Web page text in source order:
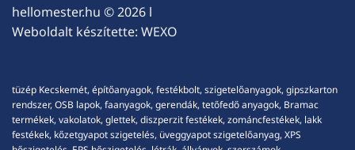
hellomester.hu © 2026 l
Weboldalt készítette: WEXO
tüzép Kecskemét, építőanyagok, festékbolt, szigetelőanyagok, gipszkarton
rendszer, OSB lapok, faanyagok, gerendák, tetőfedő anyagok, Bramac
termékek, vakolatok, glettek, diszperzit festékek, zománcfestékek, lakk
festékek, kőzetgyapot szigetelés, üveggyapot szigetelőanyag, XPS